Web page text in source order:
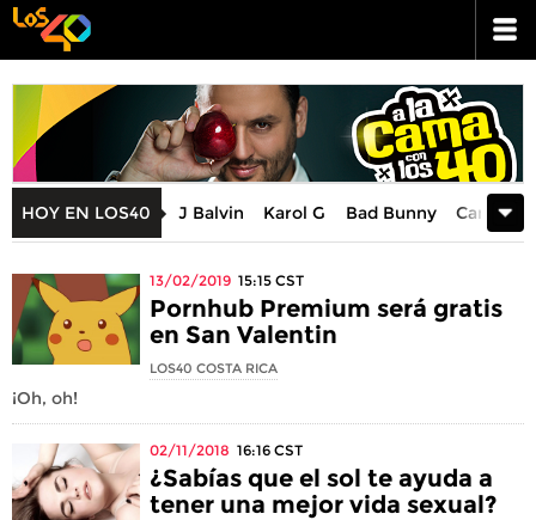
HOY EN LOS40 J Balvin Karol G Bad Bunny Camila
+
13/02/2019 15:15 CST
Pornhub Premium será gratis
en San Valentin
LOS40 COSTA RICA
¡Oh, oh!
02/11/2018 16:16 CST
¿Sabías que el sol te ayuda a
tener una mejor vida sexual?